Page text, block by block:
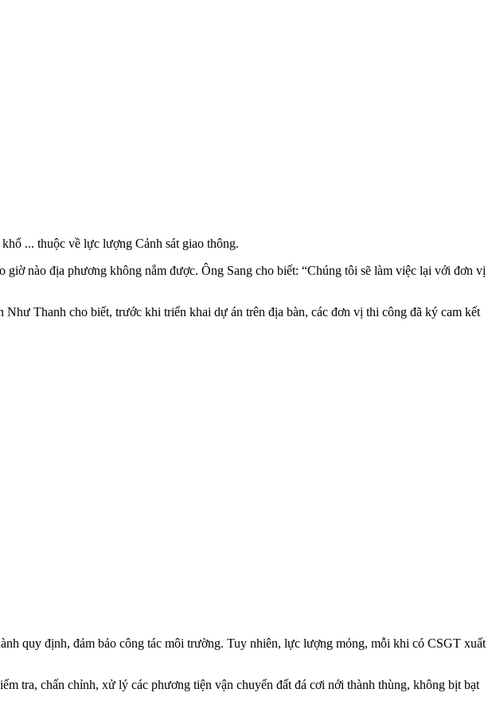
... thuộc về lực lượng Cảnh sát giao thông.
nào địa phương không nắm được. Ông Sang cho biết: “Chúng tôi sẽ làm việc lại với đơn vị
Thanh cho biết, trước khi triển khai dự án trên địa bàn, các đơn vị thi công đã ký cam kết
quy định, đảm bảo công tác môi trường. Tuy nhiên, lực lượng mỏng, mỗi khi có CSGT xuất
tra, chấn chỉnh, xử lý các phương tiện vận chuyển đất đá cơi nới thành thùng, không bịt bạt